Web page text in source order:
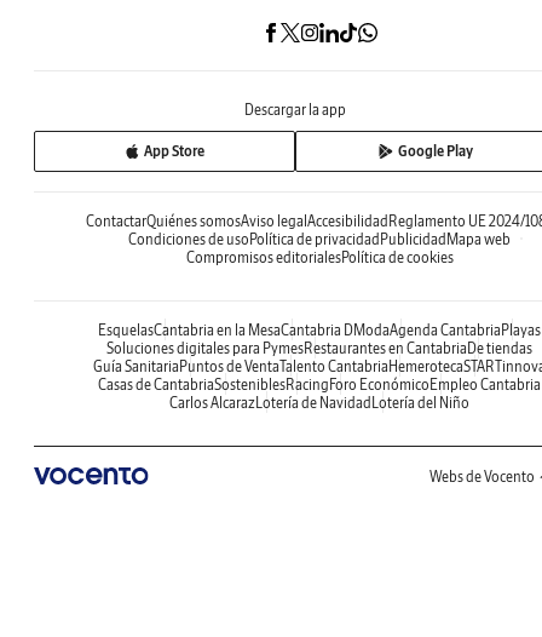
Descargar la app
App Store Google Play
ContactarQuiénes somosAviso legalAccesibilidadReglamento UE 2024/
Condiciones de usoPolítica de privacidadPublicidadMapa web
Compromisos editorialesPolítica de cookies
EsquelasCantabria en la MesaCantabria DModaAgenda CantabriaPlayas
Soluciones digitales para PymesRestaurantes en CantabriaDe tiendas
Guía SanitariaPuntos de VentaTalento CantabriaHemeroteca
Casas de CantabriaSosteniblesRacingForo EconómicoEmpleo Cantabria
Carlos AlcarazLotería de NavidadLotería del Niño
Webs de Vocento